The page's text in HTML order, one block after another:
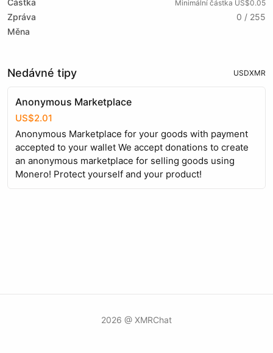
Minimální částka US$0.05
Zpráva
0 / 255
Měna
Nedávné tipy USDXMR
Anonymous Marketplace
US$2.01
Anonymous Marketplace for your goods with payment
accepted to your wallet We accept donations to create
an anonymous marketplace for selling goods using
Monero! Protect yourself and your product!
2026 @ XMRChat